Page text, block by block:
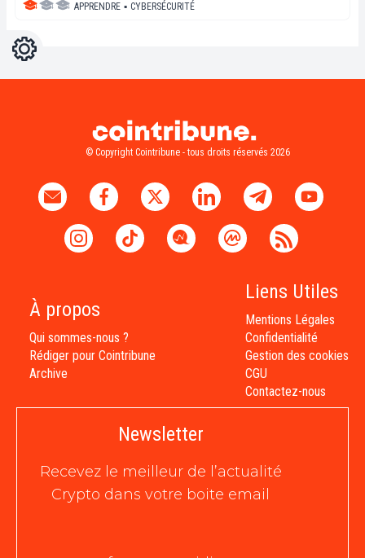
APPRENDRE ▪ CYBERSÉCURITÉ
Réglages
© Copyright Cointribune - tous droits réservés 2026
À propos
Qui sommes-nous ?
Rédiger pour Cointribune
Archive
Liens Utiles
Mentions Légales
Confidentialité
Gestion des cookies
CGU
Contactez-nous
Newsletter
Recevez le meilleur de l’actualité
Crypto dans votre boite email